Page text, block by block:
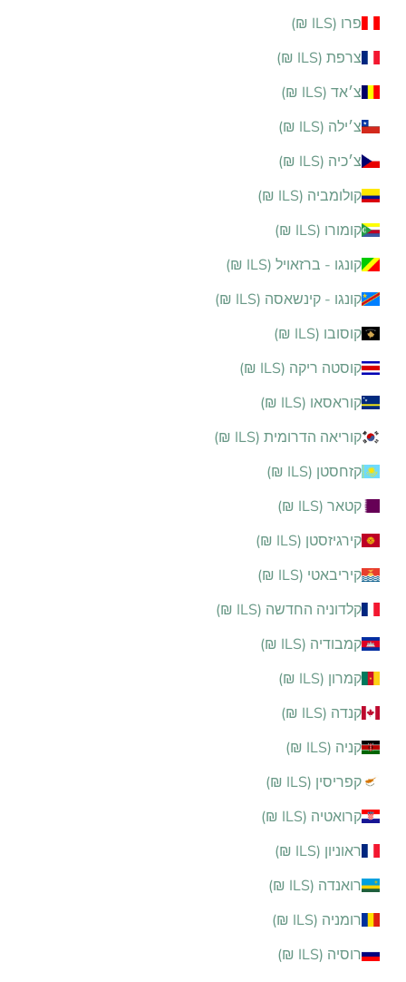
פרו (ILS ₪)
צרפת (ILS ₪)
צ׳אד (ILS ₪)
צ׳ילה (ILS ₪)
צ׳כיה (ILS ₪)
קולומביה (ILS ₪)
קומורו (ILS ₪)
קונגו - ברזאויל (ILS ₪)
קונגו - קינשאסה (ILS ₪)
קוסובו (ILS ₪)
קוסטה ריקה (ILS ₪)
קוראסאו (ILS ₪)
קוריאה הדרומית (ILS ₪)
קזחסטן (ILS ₪)
קטאר (ILS ₪)
קירגיזסטן (ILS ₪)
קיריבאטי (ILS ₪)
קלדוניה החדשה (ILS ₪)
קמבודיה (ILS ₪)
קמרון (ILS ₪)
קנדה (ILS ₪)
קניה (ILS ₪)
קפריסין (ILS ₪)
קרואטיה (ILS ₪)
ראוניון (ILS ₪)
רואנדה (ILS ₪)
רומניה (ILS ₪)
רוסיה (ILS ₪)